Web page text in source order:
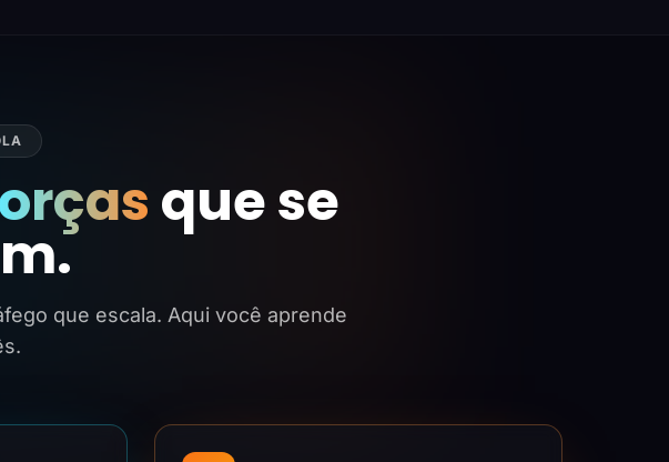
que se
que escala. Aqui você aprende